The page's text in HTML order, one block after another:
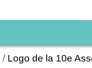
/ Logo de la 10e